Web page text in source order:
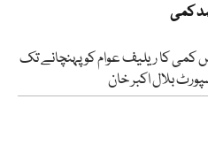
کمی کا ریلیف عوام کو پہنچانے تک
بلال اکبر خان